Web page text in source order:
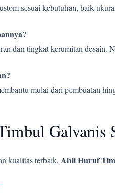
sesuai kebutuhan, baik
dan tingkat kerumitan desain.
mulai dari pembuatan
Galvanis
kualitas terbaik, Ahli Huruf